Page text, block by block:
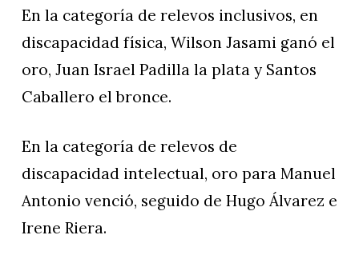
En la categoría de relevos inclusivos, en
discapacidad física, Wilson Jasami ganó el
oro, Juan Israel Padilla la plata y Santos
Caballero el bronce.
En la categoría de relevos de
discapacidad intelectual, oro para Manuel
Antonio venció, seguido de Hugo Álvarez e
Irene Riera.